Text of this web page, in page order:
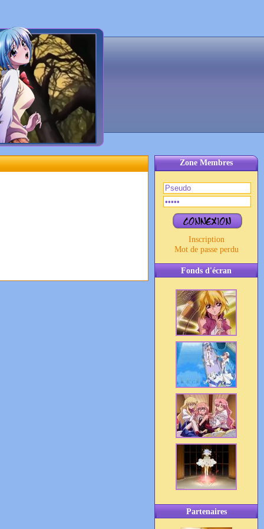
Zone Membres
Inscription
Mot de passe perdu
Fonds d'écran
Partenaires